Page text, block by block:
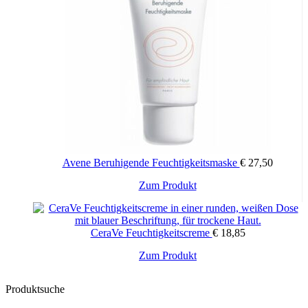
Auf der empfindlichen Haut dermatologisch getestet
Nickel < 0,0001 % (1 ppm)
Parabene < 0,0001 % (1 ppm)
Avene Beruhigende Feuchtigkeitsmaske €27,50
Zum Produkt
CeraVe Feuchtigkeitscreme €18,85
Zum ProduktDieses
Produktsuche